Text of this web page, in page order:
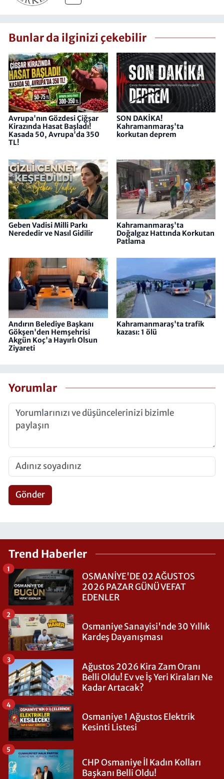
Bunlar da ilginizi çekebilir
Avrupa'nın Gözdesi Çiğşar
Kirazında Hasat Başladı!
Kasada 50, Avrupa'da 350
TL!
SON DAKİKA!
Kahramanmaraş'ta
korkutan deprem
Geben Vadisi Milli Parkı
Nerededir ve Nasıl Gidilir
Kahramanmaraş'ta
Doğalgaz Hattında Korkutan
Patlama
Andırın Belediye Başkanı
Gökşen'den Hemşehrisi
Akgün Koç'a Hayırlı Olsun
Ziyareti
Kahramanmaraş'ta trafik
kazası: 1 ölü
Yorumlar
Gönder
Trend Haberler
OSMANİYE'DE 02 AĞUSTOS
2026 PAZAR GÜNÜ VEFAT
EDENLER
1
Osmaniye Sanayisi'nde 30 Yıllık
Kardeş Dayanışması
2
Ağustos 2026 Kira Zam Oranı
Belli Oldu! Ev ve İş Yeri Kiraları Ne
Kadar Artacak?
3
Osmaniye 1 Ağustos Elektrik
Kesinti Listesi
4
CHP Osmaniye İl Kadın Kolları
Başkanı Belli Oldu!
5